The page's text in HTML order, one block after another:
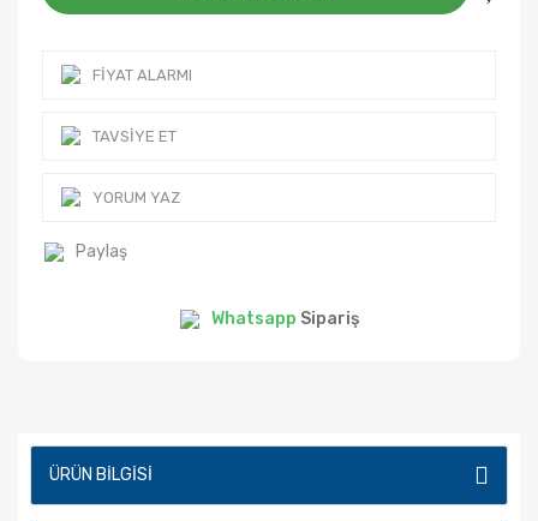
FIYAT ALARMI
TAVSIYE ET
YORUM YAZ
Paylaş
Whatsapp Sipariş
ÜRÜN BILGISI